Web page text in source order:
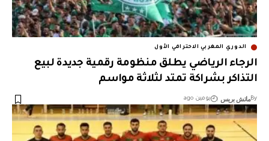
الدوري المغربي الاحترافي الأول
الرجاء الرياضي يطلق منظومة رقمية جديدة لبيع
التذاكر بشراكة تمتد لثلاثة مواسم
Byماتش بريس يومين ago